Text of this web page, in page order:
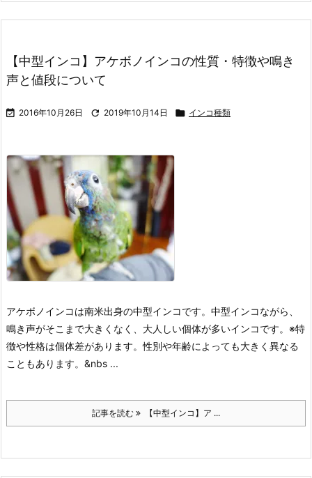
【中型インコ】アケボノインコの性質・特徴や鳴き
声と値段について
 2016年10月26日  2019年10月14日  インコ種類
アケボノインコは南米出身の中型インコです。中型インコながら、
鳴き声がそこまで大きくなく、大人しい個体が多いインコです。 ※特
徴や性格は個体差があります。性別や年齢によっても大きく異なる
こともあります。 &nbs ...
記事を読む 【中型インコ】ア ...